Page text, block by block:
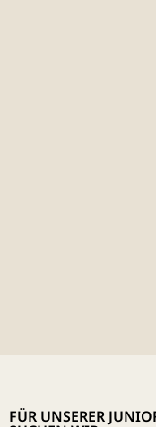
FÜR UNSERER